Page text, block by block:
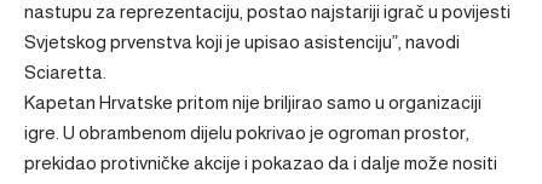
nastupu za reprezentaciju, postao najstariji igrač u povijesti
Svjetskog prvenstva koji je upisao asistenciju”, navodi
Sciaretta.
Kapetan Hrvatske pritom nije briljirao samo u organizaciji
igre. U obrambenom dijelu pokrivao je ogroman prostor,
prekidao protivničke akcije i pokazao da i dalje može nositi